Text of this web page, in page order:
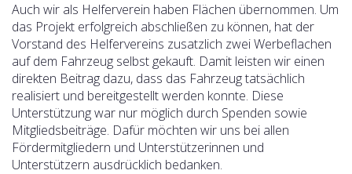
Auch wir als Helferverein haben Flächen übernommen. Um
das Projekt erfolgreich abschließen zu können, hat der
Vorstand des Helfervereins zusatzlich zwei Werbeflachen
auf dem Fahrzeug selbst gekauft. Damit leisten wir einen
direkten Beitrag dazu, dass das Fahrzeug tatsächlich
realisiert und bereitgestellt werden konnte. Diese
Unterstützung war nur möglich durch Spenden sowie
Mitgliedsbeiträge. Dafür möchten wir uns bei allen
Fördermitgliedern und Unterstützerinnen und
Unterstützern ausdrücklich bedanken.